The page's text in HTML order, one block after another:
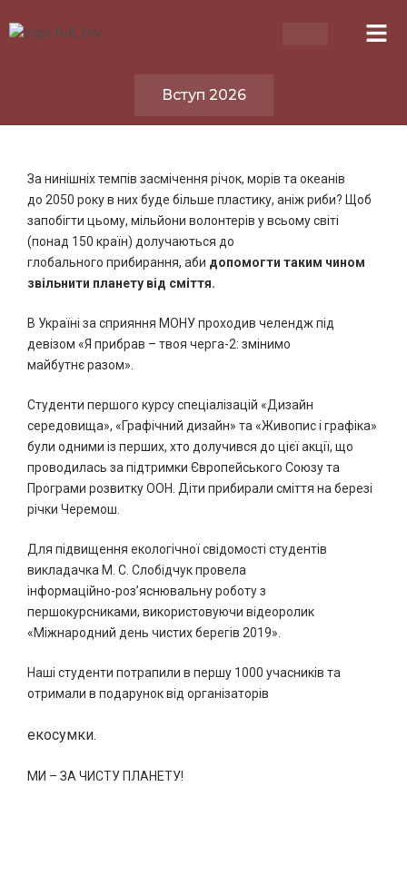
Вступ 2026
За нинішніх темпів засмічення річок, морів та океанів
до 2050 року в них буде більше пластику, аніж риби? Щоб
запобігти цьому, мільйони волонтерів у всьому світі
(понад 150 країн) долучаються до
глобального прибирання, аби допомогти таким чином
звільнити планету від сміття.
В Україні за сприяння МОНУ проходив челендж під
девізом «Я прибрав – твоя черга-2: змінимо
майбутнє разом».
Студенти першого курсу спеціалізацій «Дизайн
середовища», «Графічний дизайн» та «Живопис і графіка»
були одними із перших, хто долучився до цієї акції, що
проводилась за підтримки Європейського Союзу та
Програми розвитку ООН. Діти прибирали сміття на березі
річки Черемош.
Для підвищення екологічної свідомості студентів
викладачка М. С. Слобідчук провела
інформаційно-роз’яснювальну роботу з
першокурсниками, використовуючи відеоролик
«Міжнародний день чистих берегів 2019».
Наші студенти потрапили в першу 1000 учасників та
отримали в подарунок від організаторів
екосумки.
МИ – ЗА ЧИСТУ ПЛАНЕТУ!